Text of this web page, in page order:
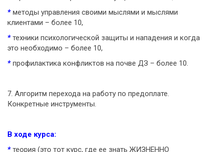
* методы управления своими мыслями и мыслями
клиентами – более 10,
* техники психологической защиты и нападения и когда
это необходимо – более 10,
* профилактика конфликтов на почве ДЗ – более 10.
7. Алгоритм перехода на работу по предоплате.
Конкретные инструменты.
В ходе курса:
* теория (это тот курс, где ее знать ЖИЗНЕННО